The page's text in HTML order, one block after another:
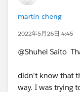
Martin
martin cheng
2022年5月26日 4:45
@Shuhei Saito​
didn't know that
way. I was trying